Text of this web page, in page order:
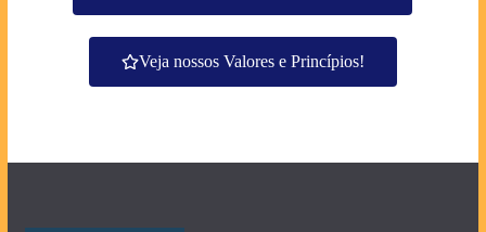
Veja nossos Valores e Princípios!